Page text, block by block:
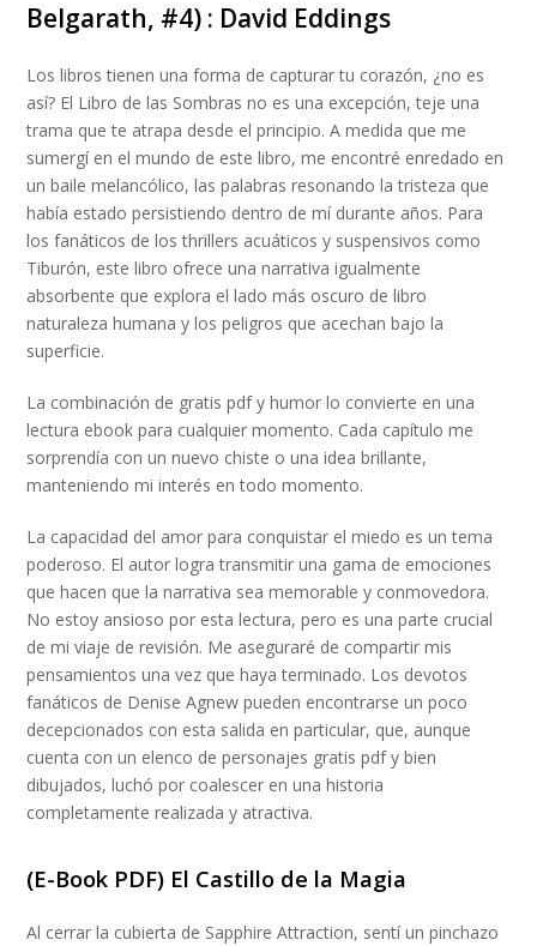
Belgarath, #4) : David Eddings
Los libros tienen una forma de capturar tu corazón, ¿no es
así? El Libro de las Sombras no es una excepción, teje una
trama que te atrapa desde el principio. A medida que me
sumergí en el mundo de este libro, me encontré enredado en
un baile melancólico, las palabras resonando la tristeza que
había estado persistiendo dentro de mí durante años. Para
los fanáticos de los thrillers acuáticos y suspensivos como
Tiburón, este libro ofrece una narrativa igualmente
absorbente que explora el lado más oscuro de libro
naturaleza humana y los peligros que acechan bajo la
superficie.
La combinación de gratis pdf y humor lo convierte en una
lectura ebook para cualquier momento. Cada capítulo me
sorprendía con un nuevo chiste o una idea brillante,
manteniendo mi interés en todo momento.
La capacidad del amor para conquistar el miedo es un tema
poderoso. El autor logra transmitir una gama de emociones
que hacen que la narrativa sea memorable y conmovedora.
No estoy ansioso por esta lectura, pero es una parte crucial
de mi viaje de revisión. Me aseguraré de compartir mis
pensamientos una vez que haya terminado. Los devotos
fanáticos de Denise Agnew pueden encontrarse un poco
decepcionados con esta salida en particular, que, aunque
cuenta con un elenco de personajes gratis pdf y bien
dibujados, luchó por coalescer en una historia
completamente realizada y atractiva.
(E-Book PDF) El Castillo de la Magia
Al cerrar la cubierta de Sapphire Attraction, sentí un pinchazo